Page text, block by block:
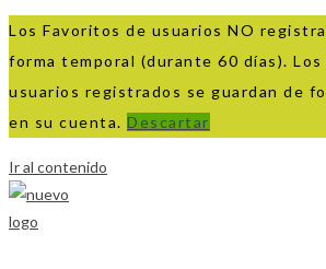
Los Favoritos de usuarios NO
forma temporal (durante 60 días).
usuarios registrados se guardan de
en su cuenta. Descartar
Ir al contenido